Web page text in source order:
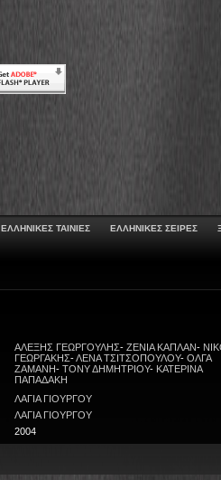
ΕΛΛΗΝΙΚΕΣ ΤΑΙΝΙΕΣ ΕΛΛΗΝΙΚΕΣ ΣΕΙΡΕΣ
ΑΛΕΞΗΣ ΓΕΩΡΓΟΥΛΗΣ- ΖΕΝΙΑ ΚΑΠΛΑΝ-
ΓΕΩΡΓΑΚΗΣ-ΛΕΝΑ ΤΣΙΤΣΟΠΟΥΛΟΥ- ΟΛΓΑ
ΖΑΜΑΝΗ- ΤΟΝΥ ΔΗΜΗΤΡΙΟΥ- ΚΑΤΕΡΙΝΑ
ΠΑΠΑΔΑΚΗ
ΛΑΓΙΑ ΓΙΟΥΡΓΟΥ
ΛΑΓΙΑ ΓΙΟΥΡΓΟΥ
2004